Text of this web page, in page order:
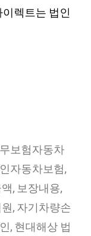
렉트는 법인
무보험자동차
자동차보험,
, 보장내용,
, 자기차량손
, 현대해상 법